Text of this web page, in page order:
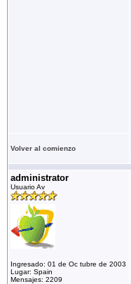
Volver al comienzo
administrator
Usuario Av
Ingresado: 01 de Oc tubre de 2003
Lugar: Spain
Mensajes: 2209